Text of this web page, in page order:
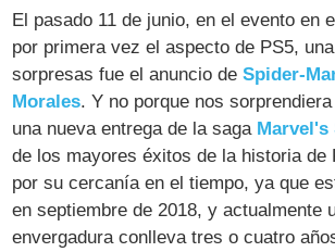
El pasado 11 de junio, en el evento en
por primera vez el aspecto de PS5,
sorpresas fue el anuncio deSpider-
Morales. Y no porque nos
una nueva entrega de la saga Marvel's
de los mayores éxitos de la historia de
por su cercanía en el tiempo, ya que
en septiembre de 2018, y actualmente
envergadura conlleva tres o cuatro